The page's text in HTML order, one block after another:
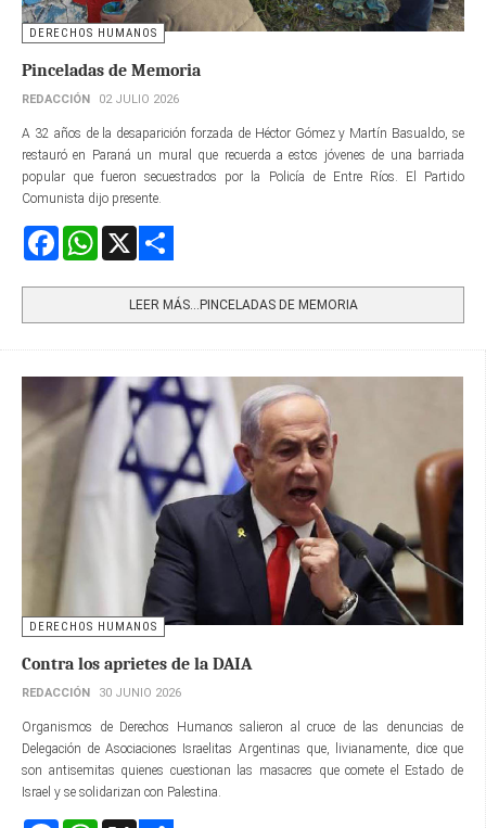
DERECHOS HUMANOS
Pinceladas de Memoria
REDACCIÓN 02 JULIO 2026
A 32 años de la desaparición forzada de Héctor Gómez y Martín Basualdo, se
restauró en Paraná un mural que recuerda a estos jóvenes de una barriada
popular que fueron secuestrados por la Policía de Entre Ríos. El Partido
Comunista dijo presente.
FacebookWhatsApp
LEER MÁS…PINCELADAS DE MEMORIA
DERECHOS HUMANOS
Contra los aprietes de la DAIA
REDACCIÓN 30 JUNIO 2026
Organismos de Derechos Humanos salieron al cruce de las denuncias de
Delegación de Asociaciones Israelitas Argentinas que, livianamente, dice que
son antisemitas quienes cuestionan las masacres que comete el Estado de
Israel y se solidarizan con Palestina.